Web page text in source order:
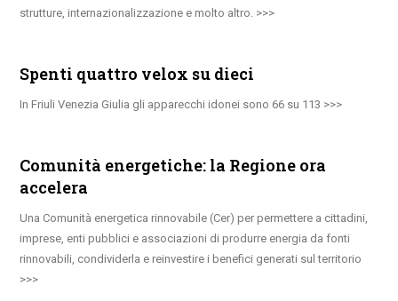
strutture, internazionalizzazione e molto altro.
Spenti quattro velox su dieci
In Friuli Venezia Giulia gli apparecchi idonei sono 66 su 113
Comunità energetiche: la Regione ora
accelera
Una Comunità energetica rinnovabile (Cer) per permettere a cittadini,
imprese, enti pubblici e associazioni di produrre energia da fonti
rinnovabili, condividerla e reinvestire i benefici generati sul territorio